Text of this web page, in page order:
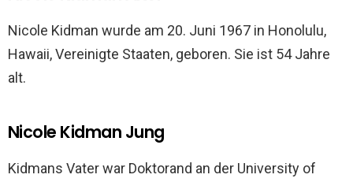
Nicole Kidman wurde am 20. Juni 1967 in Honolulu,
Hawaii, Vereinigte Staaten, geboren. Sie ist 54 Jahre
alt.
Nicole Kidman Jung
Kidmans Vater war Doktorand an der University of